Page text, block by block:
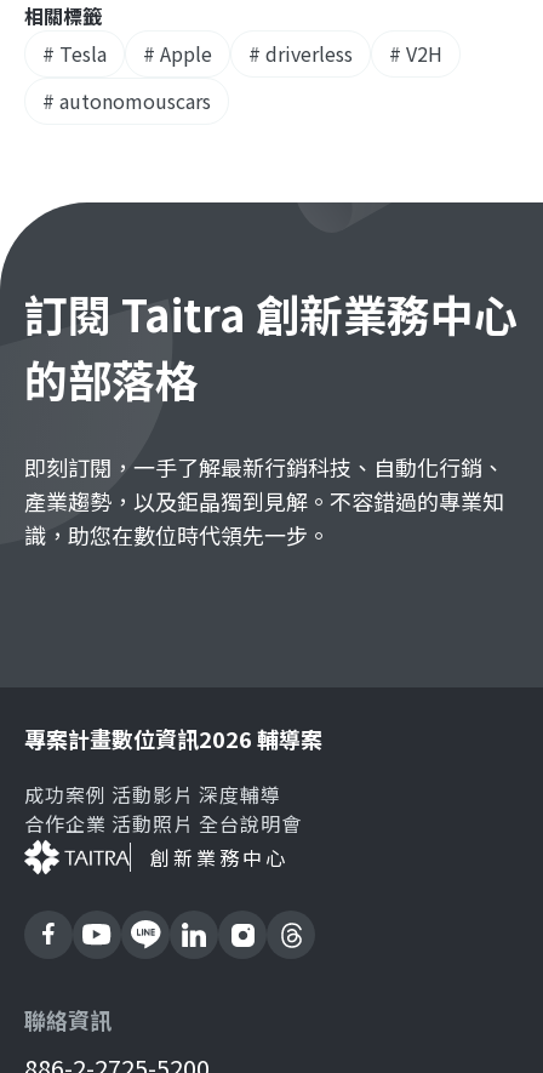
相關標籤
# Tesla # Apple # driverless # V2H
# autonomouscars
訂閱 Taitra 創新業務中心
的部落格
即刻訂閱，一手了解最新行銷科技、自動化行銷、
產業趨勢，以及鉅晶獨到見解。不容錯過的專業知
識，助您在數位時代領先一步。
專案計畫
成功案例
合作企業
數位資訊
活動影片
活動照片
2026 輔導案
深度輔導
全台說明會
創新業務中心
聯絡資訊